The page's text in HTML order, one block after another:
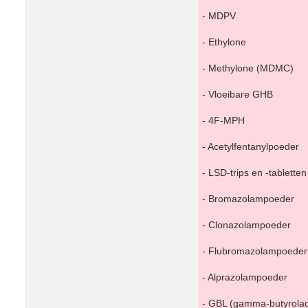
- MDPV
- Ethylone
- Methylone (MDMC)
- Vloeibare GHB
- 4F-MPH
- Acetylfentanylpoeder
- LSD-trips en -tabletten
- Bromazolampoeder
- Clonazolampoeder
- Flubromazolampoeder
- Alprazolampoeder
- GBL (gamma-